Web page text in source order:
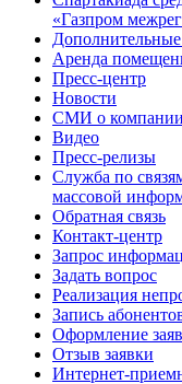
«Газпром
Дополнительные
Аренда
Пресс-центр
Новости
СМИ о компании
Видео
Пресс-релизы
Служба по
массовой
Обратная связь
Контакт-центр
Запрос
Задать вопрос
Реализация
Запись
Оформление
Отзыв заявки
Интернет-